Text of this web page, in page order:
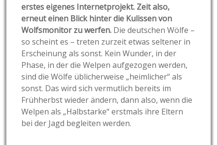
erstes eigenes Internetprojekt. Zeit also,
erneut einen Blick hinter die Kulissen von
Wolfsmonitor zu werfen. Die deutschen Wölfe –
so scheint es – treten zurzeit etwas seltener in
Erscheinung als sonst. Kein Wunder, in der
Phase, in der die Welpen aufgezogen werden,
sind die Wölfe üblicherweise „heimlicher“ als
sonst. Das wird sich vermutlich bereits im
Frühherbst wieder ändern, dann also, wenn die
Welpen als „Halbstarke“ erstmals ihre Eltern
bei der Jagd begleiten werden.